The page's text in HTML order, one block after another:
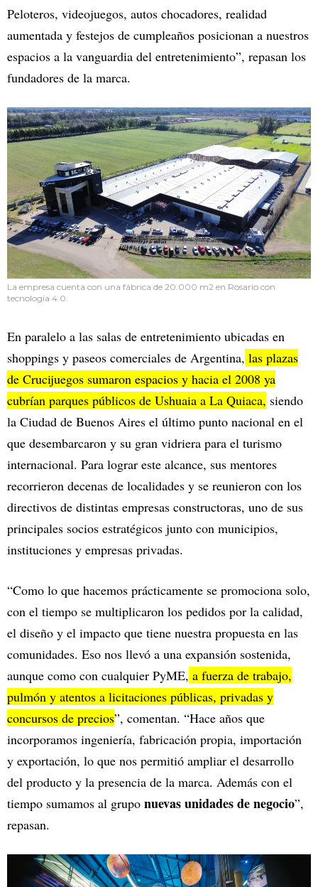
Peloteros, videojuegos, autos chocadores, realidad
aumentada y festejos de cumpleaños posicionan a nuestros
espacios a la vanguardia del entretenimiento”, repasan los
fundadores de la marca.
La empresa cuenta con una fábrica de 20.000 m2 en Rosario con
tecnología 4.0.
En paralelo a las salas de entretenimiento ubicadas en
shoppings y paseos comerciales de Argentina, las plazas
de Crucijuegos sumaron espacios y hacia el 2008 ya
cubrían parques públicos de Ushuaia a La Quiaca, siendo
la Ciudad de Buenos Aires el último punto nacional en el
que desembarcaron y su gran vidriera para el turismo
internacional. Para lograr este alcance, sus mentores
recorrieron decenas de localidades y se reunieron con los
directivos de distintas empresas constructoras, uno de sus
principales socios estratégicos junto con municipios,
instituciones y empresas privadas.
“Como lo que hacemos prácticamente se promociona solo,
con el tiempo se multiplicaron los pedidos por la calidad,
el diseño y el impacto que tiene nuestra propuesta en las
comunidades. Eso nos llevó a una expansión sostenida,
aunque como con cualquier PyME, a fuerza de trabajo,
pulmón y atentos a licitaciones públicas, privadas y
concursos de precios”, comentan. “Hace años que
incorporamos ingeniería, fabricación propia, importación
y exportación, lo que nos permitió ampliar el desarrollo
del producto y la presencia de la marca. Además con el
tiempo sumamos al grupo nuevas unidades de negocio”,
repasan.